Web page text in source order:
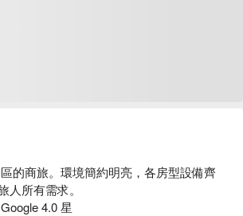
的商旅。環境簡約明亮，各房型設備齊
人所有需求。
4.0 星